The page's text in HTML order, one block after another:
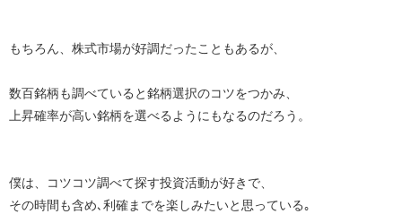
もちろん、株式市場が好調だったこともあるが、
数百銘柄も調べていると銘柄選択のコツをつかみ、
上昇確率が高い銘柄を選べるようにもなるのだろう。
僕は、コツコツ調べて探す投資活動が好きで、
その時間も含め､利確までを楽しみたいと思っている｡